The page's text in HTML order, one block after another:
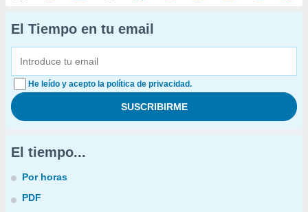
El Tiempo en tu email
He leído y acepto la política de privacidad.
El tiempo...
Por horas
PDF